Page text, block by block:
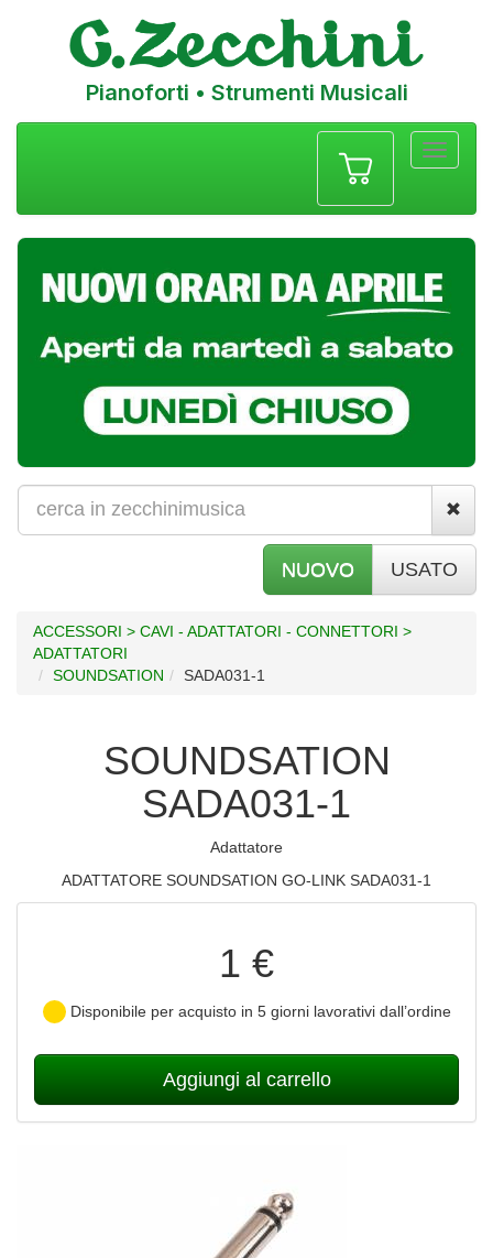
Pianoforti • Strumenti Musicali
NUOVO USATO
ACCESSORI > CAVI - ADATTATORI - CONNETTORI >
ADATTATORI
SOUNDSATION
SADA031-1
SOUNDSATION
SADA031-1
Adattatore
ADATTATORE SOUNDSATION GO-LINK SADA031-1
1 €
Disponibile per acquisto in 5 giorni lavorativi dall’ordine
Aggiungi al carrello